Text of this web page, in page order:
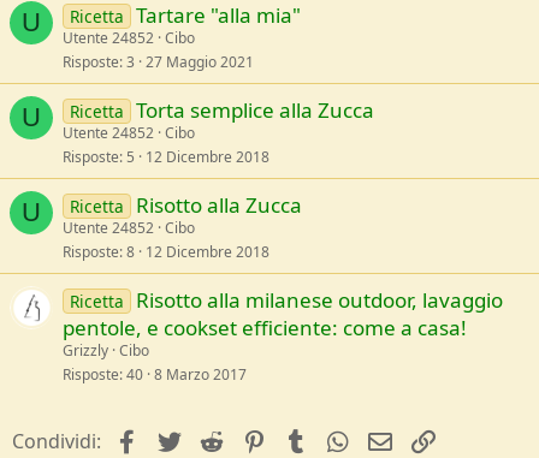
U Ricetta Tartare "alla mia"
Utente 24852 Cibo
Risposte 3 27 Maggio 2021
U Ricetta Torta semplice alla Zucca
Utente 24852 Cibo
Risposte 5 12 Dicembre 2018
U Ricetta Risotto alla Zucca
Utente 24852 Cibo
Risposte 8 12 Dicembre 2018
Ricetta
Risotto alla milanese outdoor, lavaggio
pentole, e cookset efficiente: come a casa!
Grizzly Cibo
Risposte 40 8 Marzo 2017
Condividi: facebookTwitterReddit PinterestTumblrWhatsApp
e-mail